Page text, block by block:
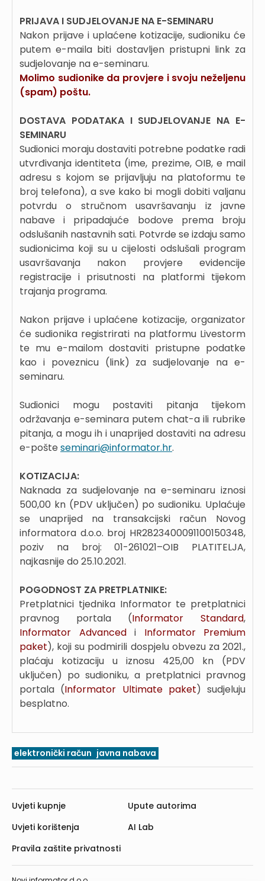
PRIJAVA I SUDJELOVANJE NA E-SEMINARU
Nakon prijave i uplaćene kotizacije, sudioniku će
putem e-maila biti dostavljen pristupni link za
sudjelovanje na e-seminaru.
Molimo sudionike da provjere i svoju neželjenu
(spam) poštu.
DOSTAVA PODATAKA I SUDJELOVANJE NA E-
SEMINARU
Sudionici moraju dostaviti potrebne podatke radi
utvrđivanja identiteta (ime, prezime, OIB, e mail
adresu s kojom se prijavljuju na platoformu te
broj telefona), a sve kako bi mogli dobiti valjanu
potvrdu o stručnom usavršavanju iz javne
nabave i pripadajuće bodove prema broju
odslušanih nastavnih sati. Potvrde se izdaju samo
sudionicima koji su u cijelosti odslušali program
usavršavanja nakon provjere evidencije
registracije i prisutnosti na platformi tijekom
trajanja programa.
Nakon prijave i uplaćene kotizacije, organizator
će sudionika registrirati na platformu Livestorm
te mu e-mailom dostaviti pristupne podatke
kao i poveznicu (link) za sudjelovanje na e-
seminaru.
Sudionici mogu postaviti pitanja tijekom
održavanja e-seminara putem chat-a ili rubrike
pitanja, a mogu ih i unaprijed dostaviti na adresu
e-pošte seminari@informator.hr.
KOTIZACIJA:
Naknada za sudjelovanje na e-seminaru iznosi
500,00 kn (PDV uključen) po sudioniku. Uplaćuje
se unaprijed na transakcijski račun Novog
informatora d.o.o. broj HR2823400091100150348,
poziv na broj: 01-261021–OIB PLATITELJA,
najkasnije do 25.10.2021.
POGODNOST ZA PRETPLATNIKE:
Pretplatnici tjednika Informator te pretplatnici
pravnog portala (Informator Standard,
Informator Advancedi Informator Premium
paket), koji su podmirili dospjelu obvezu za 2021.,
plaćaju kotizaciju u iznosu 425,00 kn (PDV
uključen) po sudioniku, a pretplatnici pravnog
portala (Informator Ultimate paket) sudjeluju
besplatno.
elektronički račun javna nabava
Uvjeti kupnje
Uvjeti korištenja
Pravila zaštite privatnosti
Upute autorima
AI Lab